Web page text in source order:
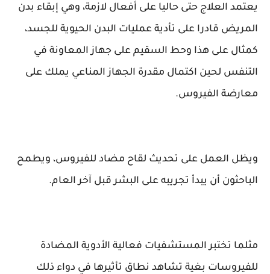
يعتمد العلاج حتى حاليا على أفعال لازمة، وهي إبقاء بدن
المريض قادرا على تأدية عمليات البدن الحيوية للجسد،
كمثال على هذا وحط السقيم على جهاز المعاونة في
التنفس لحين اكتمال مقدرة الجهاز المناعي يملك على
معارضة الفيروس.
ويظل العمل على تحديث لقاح مضاد للفيروس، ويطمح
الباحثون أن يبدأ تجريبه على البشر قبل آخر العام.
مثلما تختبر المستشفيات فعالية الأدوية المضادة
للفيروسات بغية تشاهد نطاق تأثيرها في دواء ذلك